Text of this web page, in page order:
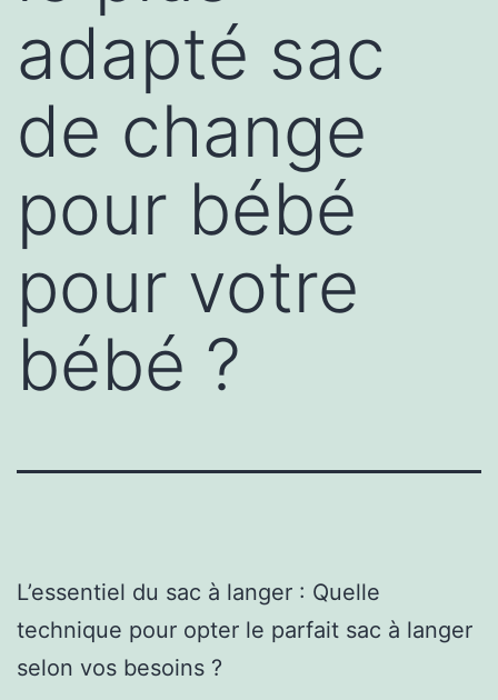
adapté sac
de change
pour bébé
pour votre
bébé ?
L’essentiel du sac à langer : Quelle
technique pour opter le parfait sac à langer
selon vos besoins ?